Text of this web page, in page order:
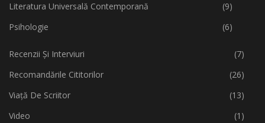
Literatura Universală Contemporană
(9)
Psihologie
(6)
Recenzii Și Interviuri
(7)
Recomandările Cititorilor
(26)
Viață De Scriitor
(13)
Video
(1)